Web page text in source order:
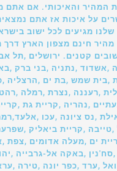
המהיר והאיכותי. אם
על איכות אז אתם
מגיעים לכל ישוב
חינם מצפון הארץ דרך
קטנים. ירושלים ,תל
,אשדוד ,נתניה ,בני ברק
,בית שמש ,בת ים ,הרצליה
,רעננה ,נצרת ,רמלה
,נהריה ,קריית גת
,נס ציונה ,עכו
,טייבה ,קריית ביאליק
ים ,מעלה אדומים ,צפת
,באקה אל-גרבייה
,ערד ,כפר יונה ,טירה